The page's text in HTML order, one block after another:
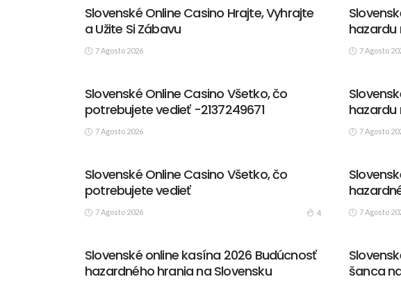
Slovenské Online Casino Hrajte, Vyhrajte
a Užite Si Zábavu
7 Agosto 2026
hazardu
7 Agosto
Slovenské Online Casino Všetko, čo
potrebujete vedieť -2137249671
7 Agosto 2026
hazardu
7 Agosto
Slovenské Online Casino Všetko, čo
potrebujete vedieť
7 Agosto 2026 4 7 Agosto
Slovenské online kasína 2026 Budúcnosť
hazardného hrania na Slovensku
šanca